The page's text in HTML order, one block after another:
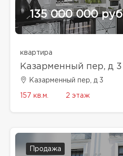
135 000 000 руб
квартира
Казарменный пер, д 3
Казарменный пер, д 3
157 кв.м. 2 этаж
Продажа